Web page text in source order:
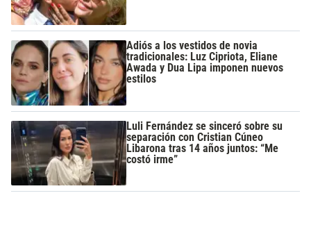
Adiós a los vestidos de novia
tradicionales: Luz Cipriota, Eliane
Awada y Dua Lipa imponen nuevos
estilos
Luli Fernández se sinceró sobre su
separación con Cristian Cúneo
Libarona tras 14 años juntos: “Me
costó irme”